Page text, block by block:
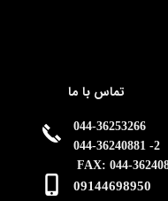
تماس با ما
044-
044-36240881
FAX: 044-
09144698950